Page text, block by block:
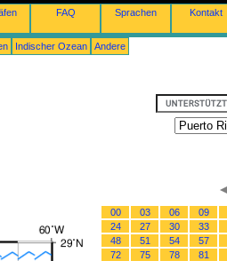
FAQ Sprachen Kontakt
Indischer Ozean Andere
00 03 06 09
24
27 30 33
48
51 54 57
72
75 78 81